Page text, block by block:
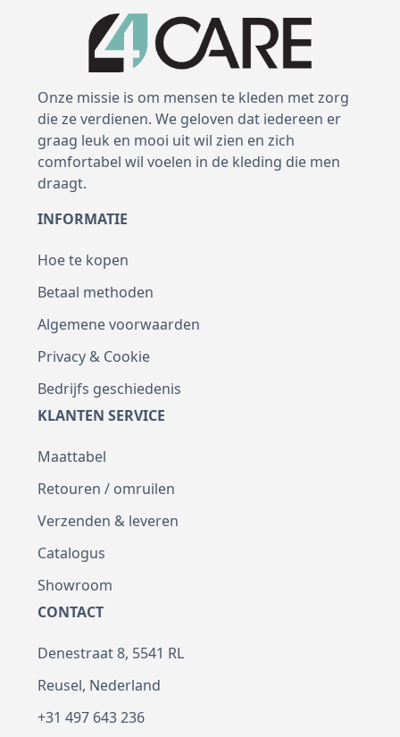
Onze missie is om mensen te kleden met zorg
die ze verdienen. We geloven dat iedereen er
graag leuk en mooi uit wil zien en zich
comfortabel wil voelen in de kleding die men
draagt.
INFORMATIE
Hoe te kopen
Betaal methoden
Algemene voorwaarden
Privacy & Cookie
Bedrijfs geschiedenis
KLANTEN SERVICE
Maattabel
Retouren / omruilen
Verzenden & leveren
Catalogus
Showroom
CONTACT
Denestraat 8, 5541 RL
Reusel, Nederland
+31 497 643 236